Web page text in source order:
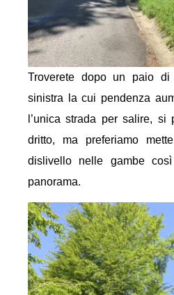
Troverete dopo un paio
sinistra la cui pendenza
l’unica strada per salire, si
dritto, ma preferiamo
dislivello nelle gambe
panorama.